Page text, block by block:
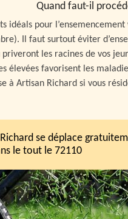
Quand faut-il
idéals pour
Il faut surtout éviter
priveront les racines de vos
élevées favorisent les
à Artisan Richard si vous
se déplace
le tout le 72110